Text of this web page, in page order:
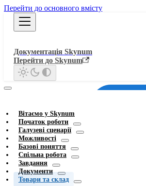
Перейти до основного вмісту
Документація Skynum
Перейти до Skynum
Вітаємо у Skynum
Початок роботи
Галузеві сценарії
Можливості
Базові поняття
Спільна робота
Завдання
Документи
Товари та склад